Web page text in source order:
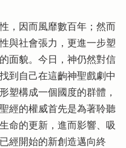
，因而風靡數百年；然而
與社會張力，更進一步塑
面貌。今日，神仍然對信
到自己在這齣神聖戲劇中
塑構成一個國度的群體，
經的權威首先是為著聆聽
命的更新，進而影響、吸
經開始的新創造邁向終